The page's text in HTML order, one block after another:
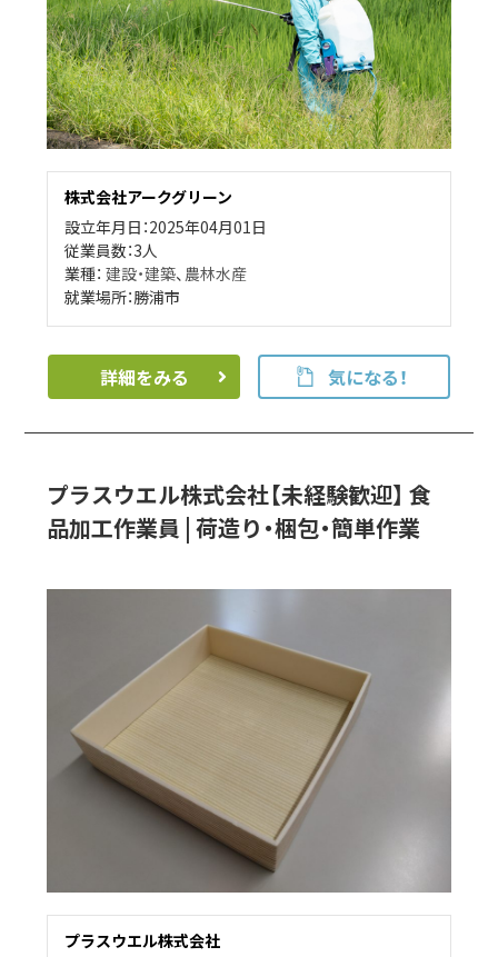
株式会社アークグリーン
設立年月日：2025年04月01日
従業員数：3人
業種：建設・建築、 農林水産
就業場所：勝浦市
詳細をみる 気になる！
プラスウエル株式会社【未経験歓迎】 食
品加工作業員 | 荷造り・梱包・簡単作業
プラスウエル株式会社